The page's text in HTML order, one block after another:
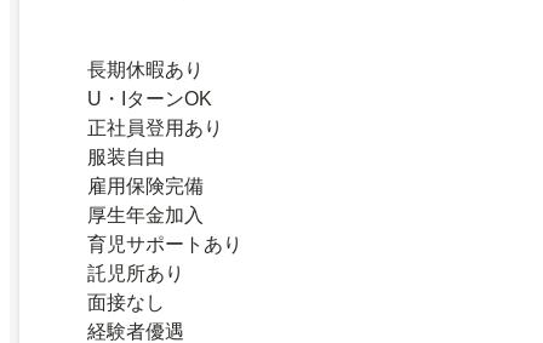
長期休暇あり
U・IターンOK
正社員登用あり
服装自由
雇用保険完備
厚生年金加入
育児サポートあり
託児所あり
面接なし
経験者優遇